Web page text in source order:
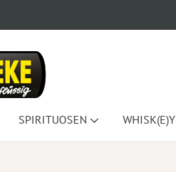
SPIRITUOSEN WHISK(E)Y